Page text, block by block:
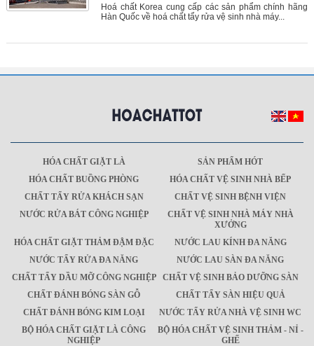
Hoá chất Korea cung cấp các sản phẩm chính hãng
Hàn Quốc về hoá chất tẩy rửa vệ sinh nhà máy...
HÓA CHẤT GIẶT LÀ
SẢN PHẨM HÓT
HÓA CHẤT BUỒNG PHÒNG
HÓA CHẤT VỆ SINH NHÀ BẾP
CHẤT TẨY RỬA KHÁCH SẠN
CHẤT VỆ SINH BỆNH VIỆN
NƯỚC RỬA BÁT CÔNG NGHIỆP
CHẤT VỆ SINH NHÀ MÁY NHÀ
XƯỞNG
HÓA CHẤT GIẶT THẢM ĐẬM ĐẶC
NƯỚC LAU KÍNH ĐA NĂNG
NƯỚC TẨY RỬA ĐA NĂNG
NƯỚC LAU SÀN ĐA NĂNG
CHẤT TẨY DẦU MỠ CÔNG NGHIỆP
CHẤT VỆ SINH BẢO DƯỠNG SÀN
CHẤT ĐÁNH BÓNG SÀN GỖ
CHẤT TẨY SÀN HIỆU QUẢ
CHẤT ĐÁNH BÓNG KIM LOẠI
NƯỚC TẨY RỬA NHÀ VỆ SINH WC
BỘ HÓA CHẤT GIẶT LÀ CÔNG
NGHIỆP
BỘ HÓA CHẤT VỆ SINH THẢM - NỈ -
GHẾ